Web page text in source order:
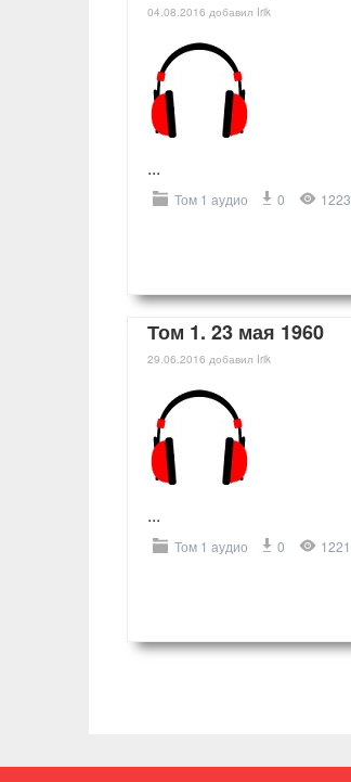
04.08.2016 добавил Irik
...
Том 1 аудио 0 1223
Том 1. 23 мая 1960
29.06.2016 добавил Irik
...
Том 1 аудио 0 1221